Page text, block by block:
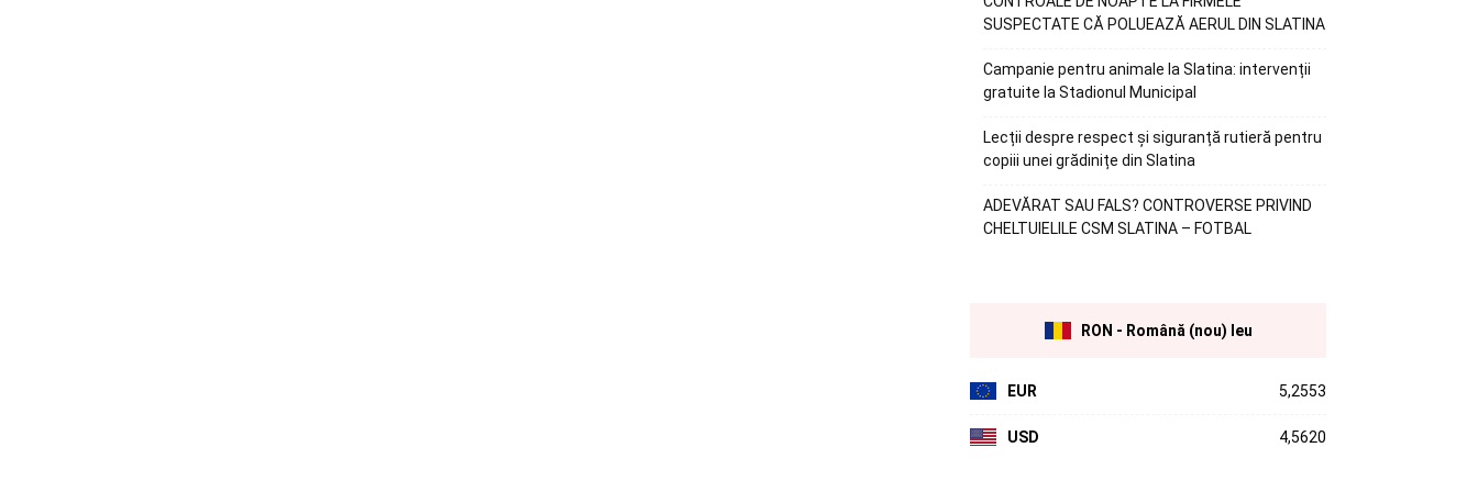
SUSPECTATE CĂ POLUEAZĂ AERUL DIN SLATINA
Campanie pentru animale la Slatina: intervenții
gratuite la Stadionul Municipal
Lecții despre respect și siguranță rutieră pentru
copiii unei grădinițe din Slatina
ADEVĂRAT SAU FALS? CONTROVERSE PRIVIND
CHELTUIELILE CSM SLATINA – FOTBAL
RON - Română (nou) leu
EUR 5,2553
USD 4,5620